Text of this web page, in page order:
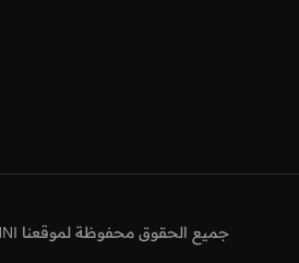
جميع الحقوق محفوظة لموقعنا NNI مصر المعهد القومي للتغذية